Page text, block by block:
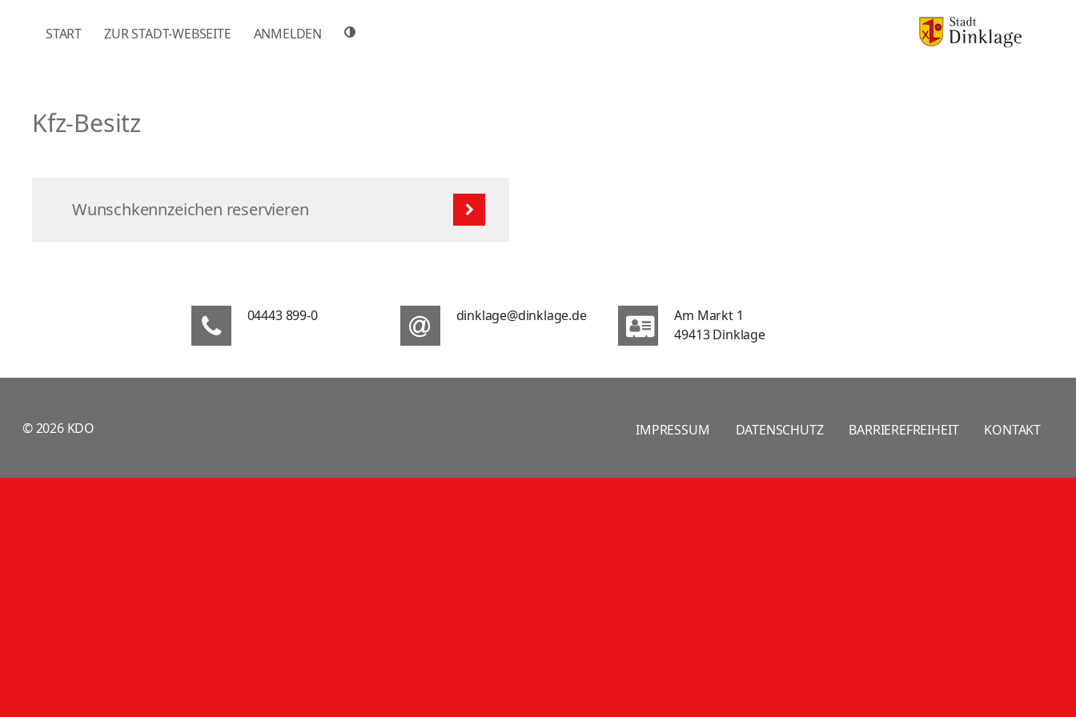
NAVIGATION ÜBERSPRINGEN
START ZUR STADT-WEBSEITE ANMELDEN
Kfz-Besitz
Wunschkennzeichen reservieren
04443 899-0 dinklage@dinklage.de
Am Markt 1
49413 Dinklage
© 2026 KDO IMPRESSUM DATENSCHUTZ BARRIEREFREIHEIT KONTAKT